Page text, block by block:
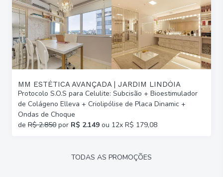
MM ESTÉTICA AVANÇADA | JARDIM LINDÓIA
Protocolo S.O.S para Celulite: Subcisão + Bioestimulador
de Colágeno Elleva + Criolipólise de Placa Dinamic +
Ondas de Choque
de R$ 2.850 por R$ 2.149 ou 12x R$ 179,08
TODAS AS PROMOÇÕES